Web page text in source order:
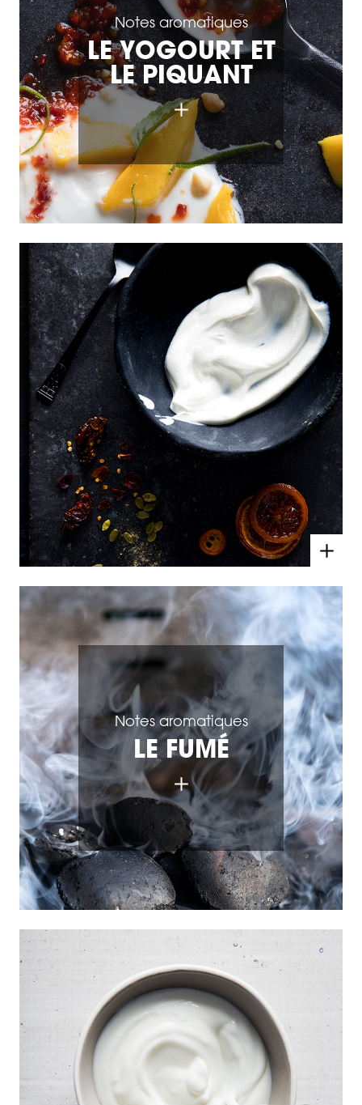
Notes aromatiques
LE YOGOURT ET
LE PIQUANT
Notes aromatiques
LE FUMÉ